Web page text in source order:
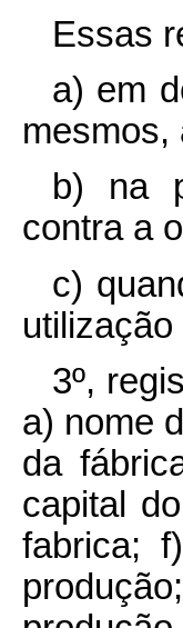
Essas
a) em
mesmos,
b) na
contra a
c)
3º,
a) nome
da
capital
fabrica;